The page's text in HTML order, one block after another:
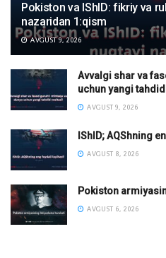
Pokiston va IShID: fikriy va
nazaridan 1:qism
AVGUST 9, 2026
Avvalgi shar va
uchun yangi
AVGUST 9, 2026
IShID; AQShning
AVGUST 8, 2026
Pokiston
AVGUST 6, 2026